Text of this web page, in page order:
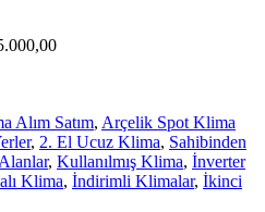
Alım Satım, Arçelik Spot Klima
, 2. El Ucuz Klima, Sahibinden
, Kullanılmış Klima, İnverter
Klima, İndirimli Klimalar, İkinci